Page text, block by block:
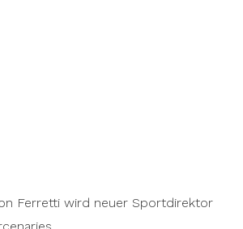
Ferretti wird neuer Sportdirektor